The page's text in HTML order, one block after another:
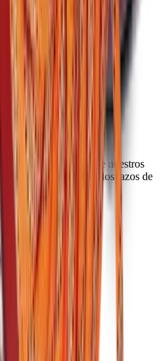
oportunidad para que nuestros
y fortalezcan los lazos de
(FAQ)